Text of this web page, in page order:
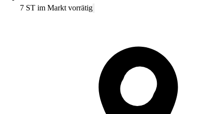
7 ST im Markt vorrätig